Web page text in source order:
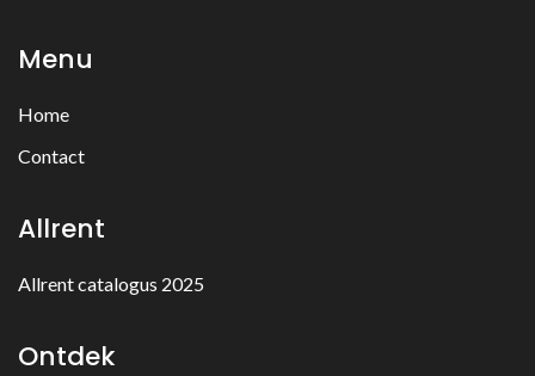
Menu
Home
Contact
Allrent
Allrent catalogus 2025
Ontdek